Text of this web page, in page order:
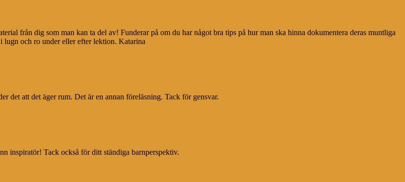
från dig som man kan ta del av! Funderar på om du har något bra tips på hur man ska hinna dokumentera deras muntliga
lugn och ro under eller efter lektion. Katarina
det att det äger rum. Det är en annan föreläsning. Tack för gensvar.
inspiratör! Tack också för ditt ständiga barnperspektiv.